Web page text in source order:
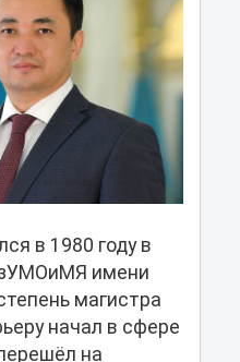
в 1980 году в
имени
магистра
начал в сфере
на